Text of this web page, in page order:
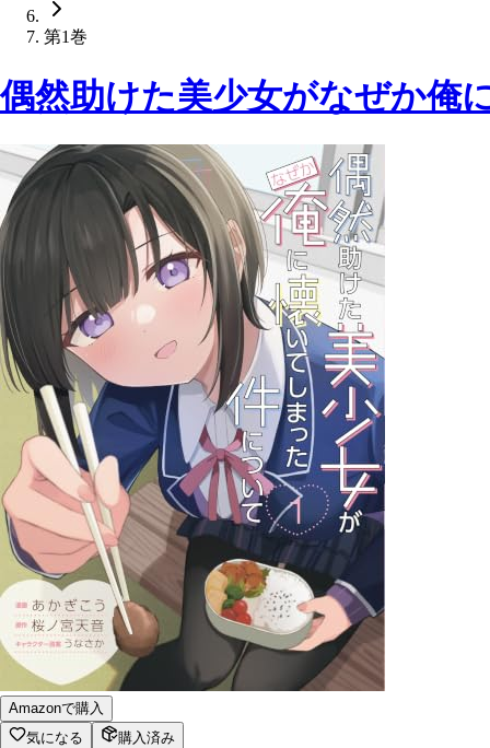
第1巻
偶然助けた美少女がなぜか俺
Amazonで購入
気になる
購入済み